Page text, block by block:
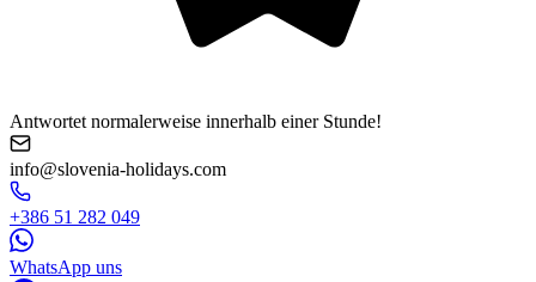
Antwortet normalerweise innerhalb einer Stunde!
info@slovenia-holidays.com
+386 51 282 049
WhatsApp uns